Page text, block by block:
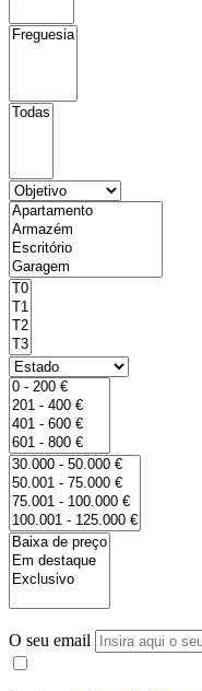
O seu email